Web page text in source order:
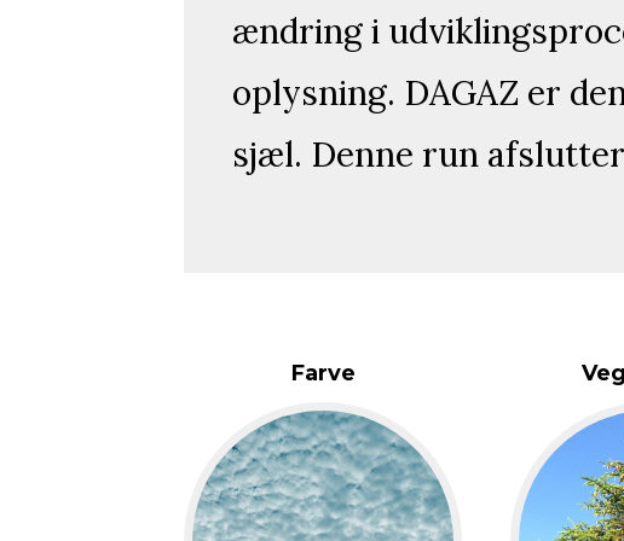
ændring i
oplysning. DAGAZ er
sjæl. Denne run
Farve